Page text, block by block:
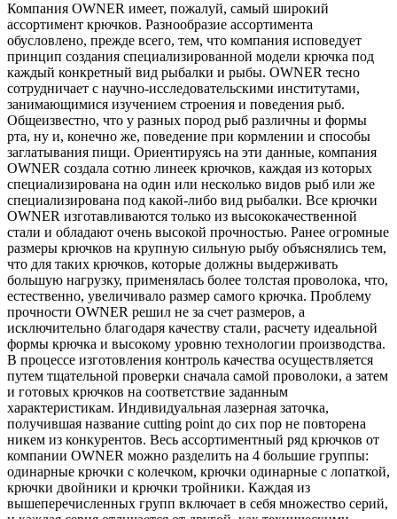
Компания OWNER имеет, пожалуй, самый широкий
ассортимент крючков. Разнообразие ассортимента
обусловлено, прежде всего, тем, что компания исповедует
принцип создания специализированной модели крючка под
каждый конкретный вид рыбалки и рыбы. OWNER тесно
сотрудничает с научно-исследовательскими институтами,
занимающимися изучением строения и поведения рыб.
Общеизвестно, что у разных пород рыб различны и формы
рта, ну и, конечно же, поведение при кормлении и способы
заглатывания пищи. Ориентируясь на эти данные, компания
OWNER создала сотню линеек крючков, каждая из которых
специализирована на один или несколько видов рыб или же
специализирована под какой-либо вид рыбалки. Все крючки
OWNER изготавливаются только из высококачественной
стали и обладают очень высокой прочностью. Ранее огромные
размеры крючков на крупную сильную рыбу объяснялись тем,
что для таких крючков, которые должны выдерживать
большую нагрузку, применялась более толстая проволока, что,
естественно, увеличивало размер самого крючка. Проблему
прочности OWNER решил не за счет размеров, а
исключительно благодаря качеству стали, расчету идеальной
формы крючка и высокому уровню технологии производства.
В процессе изготовления контроль качества осуществляется
путем тщательной проверки сначала самой проволоки, а затем
и готовых крючков на соответствие заданным
характеристикам. Индивидуальная лазерная заточка,
получившая название cutting point до сих пор не повторена
никем из конкурентов. Весь ассортиментный ряд крючков от
компании OWNER можно разделить на 4 большие группы:
одинарные крючки с колечком, крючки одинарные с лопаткой,
крючки двойники и крючки тройники. Каждая из
вышеперечисленных групп включает в себя множество серий,